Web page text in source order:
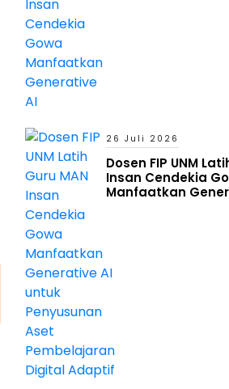
26 Juli 2026
Dosen FIP UNM
Insan Cendekia
Manfaatkan